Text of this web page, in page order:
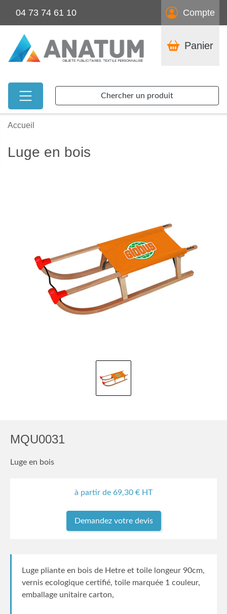
04 73 74 61 10 Compte
Panier
Chercher un produit
Accueil
Luge en bois
MQU0031
Luge en bois
à partir de 69,30 € HT
Demandez votre devis
Luge pliante en bois de Hetre et toile longeur 90cm,
vernis ecologique certifié, toile marquée 1 couleur,
emballage unitaire carton,